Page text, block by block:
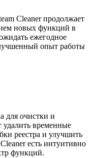
Cleaner продолжает
новых функций в
ежегодное
опыт работы
для очистки и
временные
реестра и улучшить
есть интуитивно
функций.